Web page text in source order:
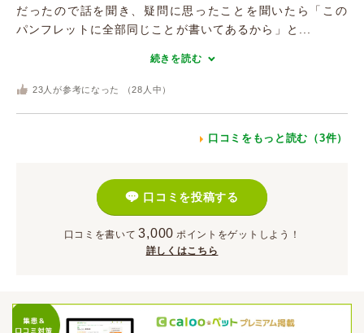
だったので話を聞き、疑問に思ったことを聞いたら「この
パンフレットに全部同じことが書いてあるから」と...
続きを読む
23 人が参考になった （28 人中）
口コミをもっと読む（3件）
口コミを投稿する
口コミを書いて 3,000 ポイント をゲットしよう！
詳しくはこちら